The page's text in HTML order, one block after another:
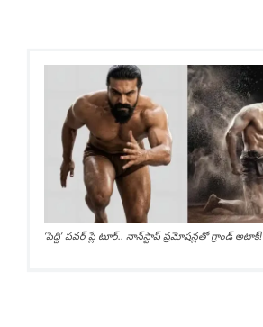
‘పెద్ది’ పవర్ ప్లే టూర్.. నాన్‌స్టాప్ ప్రమోషన్లతో గ్రాండ్ అటాక్!